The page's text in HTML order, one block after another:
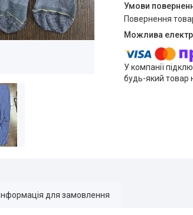
повернення
У компанії
будь-який товар
Інформація для замовлення